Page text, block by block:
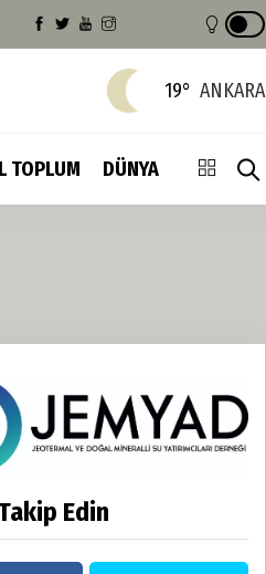
19° ANKARA
TOPLUM DÜNYA
Edin